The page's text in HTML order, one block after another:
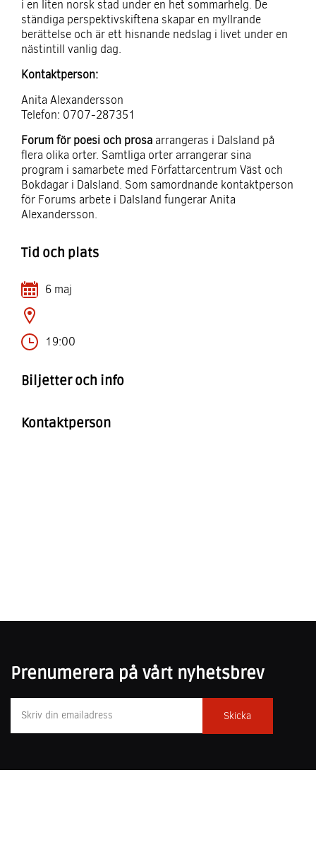
i en liten norsk stad under en het sommarhelg. De
ständiga perspektivskiftena skapar en myllrande
berättelse och är ett hisnande nedslag i livet under en
nästintill vanlig dag.
Kontaktperson:
Anita Alexandersson
Telefon: 0707-287351
Forum för poesi och prosa arrangeras i Dalsland på
flera olika orter. Samtliga orter arrangerar sina
program i samarbete med Författarcentrum Väst och
Bokdagar i Dalsland. Som samordnande kontaktperson
för Forums arbete i Dalsland fungerar Anita
Alexandersson.
Tid och plats
6 maj
19:00
Biljetter och info
Kontaktperson
Prenumerera på vårt nyhetsbrev